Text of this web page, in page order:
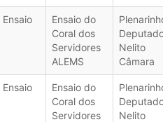
Ensaio
Ensaio do
Coral dos
Servidores
ALEMS
Nelito
Câmara
Ensaio
Ensaio do
Coral dos
Servidores
Nelito